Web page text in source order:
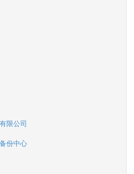
限公司
份中心